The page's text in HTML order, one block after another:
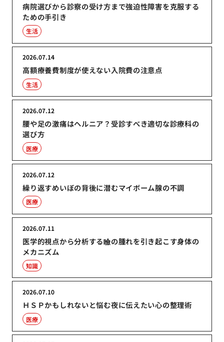
病院選びから診察の受け方まで強迫性障害を克服する
ための手引き
生活
高額療養費制度が使えない入院費の注意点
2026.07.14
生活
腰や足の激痛はヘルニア？受診すべき適切な診療科の
選び方
2026.07.12
医療
繰り返すめいぼの背後に潜むマイボーム腺の不調
2026.07.12
医療
医学的視点から分析する瞼の腫れを引き起こす身体の
メカニズム
2026.07.11
知識
ＨＳＰかもしれないと悩む夜に伝えたい心の整理術
2026.07.10
医療